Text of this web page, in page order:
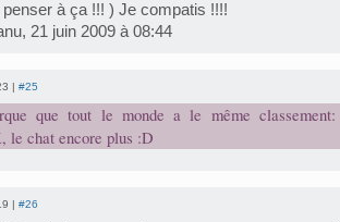
penser à ça !!! ) Je compatis !!!!
21 juin 2009 à 08:44
| #25
que tout le monde a le même
le chat encore plus :D
| #26